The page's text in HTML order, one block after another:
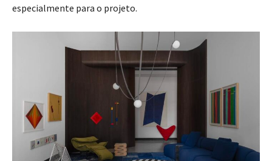
especialmente para o projeto.